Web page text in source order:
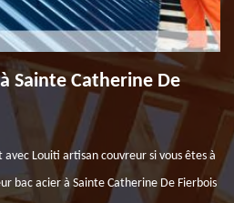
Sainte Catherine De
Louiti artisan couvreur si vous êtes à
bac acier à Sainte Catherine De Fierbois